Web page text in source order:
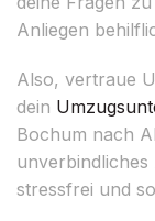
Anliegen
Also, vertraue
dein
Bochum nach
stressfrei und